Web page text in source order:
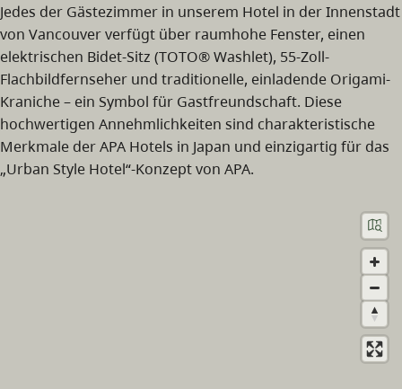
Jedes der Gästezimmer in unserem Hotel in der Innenstadt
von Vancouver verfügt über raumhohe Fenster, einen
elektrischen Bidet-Sitz (TOTO® Washlet), 55-Zoll-
Flachbildfernseher und traditionelle, einladende Origami-
Kraniche – ein Symbol für Gastfreundschaft. Diese
hochwertigen Annehmlichkeiten sind charakteristische
Merkmale der APA Hotels in Japan und einzigartig für das
„Urban Style Hotel“-Konzept von APA.